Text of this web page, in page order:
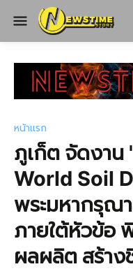
หน้าแรก
ภูเก็ต จัดงาน
World Soil
พระมหากรุณ
ภายใต้หัวข้อ
ผลผลิต สร้าง